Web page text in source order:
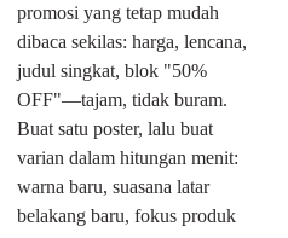
promosi yang tetap mudah
dibaca sekilas: harga, lencana,
judul singkat, blok "50%
OFF"—tajam, tidak buram.
Buat satu poster, lalu buat
varian dalam hitungan menit:
warna baru, suasana latar
belakang baru, fokus produk